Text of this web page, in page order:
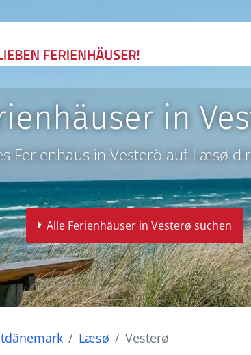
in
Ferienhaus in Vesterö auf Læsø
Alle Ferienhäuser in Vesterø suchen
Læsø Vesterø